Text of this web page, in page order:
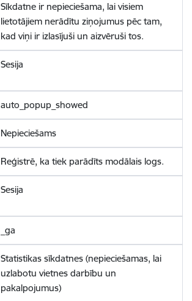
Sīkdatne ir nepieciešama, lai visiem
lietotājiem nerādītu ziņojumus pēc tam,
kad viņi ir izlasījuši un aizvēruši tos.
Sesija
auto_popup_showed
Nepieciešams
Reģistrē, ka tiek parādīts modālais logs.
Sesija
_ga
Statistikas sīkdatnes (nepieciešamas, lai
uzlabotu vietnes darbību un
pakalpojumus)